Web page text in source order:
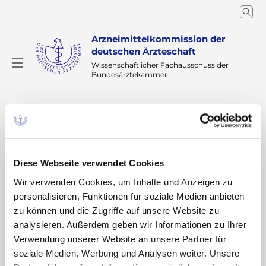
Diese Webseite verwendet Cookies
Wir verwenden Cookies, um Inhalte und Anzeigen zu
personalisieren, Funktionen für soziale Medien anbieten
zu können und die Zugriffe auf unsere Website zu
analysieren. Außerdem geben wir Informationen zu Ihrer
Verwendung unserer Website an unsere Partner für
soziale Medien, Werbung und Analysen weiter. Unsere
Arzneimittelkommission der
deutschen Ärzteschaft
Wissenschaftlicher Fachausschuss der
Bundesärztekammer
Arzneiverordnung in der Praxis
Ausgaben - Archiv
AVP Ausgaben ab 2015
Arzneiverordnung in der Praxis
2026 2025 2024 2023
2022
2021
2020 2018
2017